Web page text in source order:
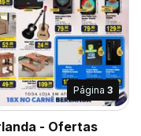
Página 3
- Ofertas